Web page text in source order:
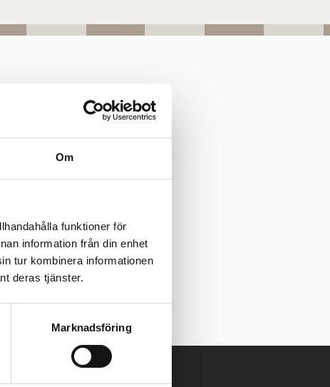
Om
funktioner för
information från din enhet
tur kombinera informationen
deras tjänster.
Marknadsföring
från Raseborgs stad.